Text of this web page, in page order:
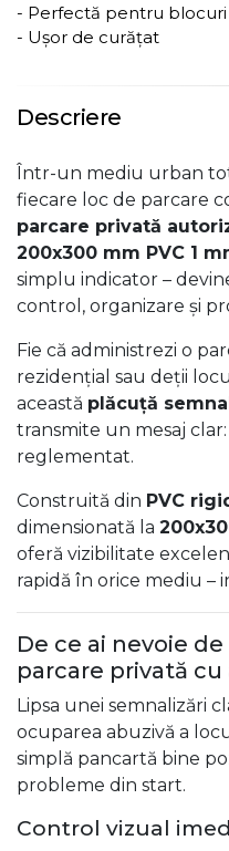
- Perfectă pentru blocuri
- Ușor de curățat
Descriere
Într-un mediu urban
fiecare loc de parcare
parcare privată
200x300 mm PVC 1
simplu indicator –
control, organizare și
Fie că administrezi o
rezidențial sau deții
această plăcuță
transmite un mesaj
reglementat.
Construită din PVC
dimensionată la
oferă vizibilitate
rapidă în orice mediu –
De ce ai nevoie
parcare privată
Lipsa unei semnalizări
ocuparea abuzivă a
simplă pancartă bine
probleme din start.
Control vizual